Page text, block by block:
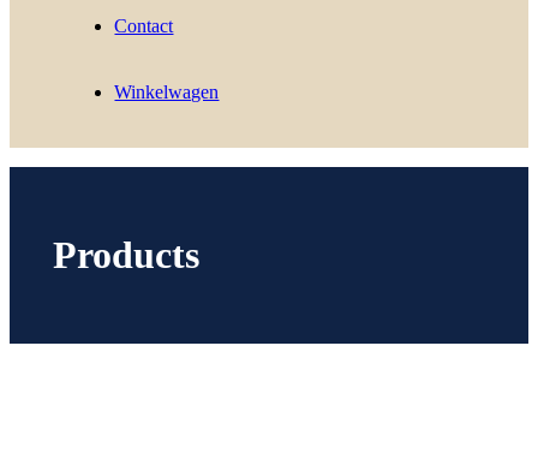
Contact
Winkelwagen
Products